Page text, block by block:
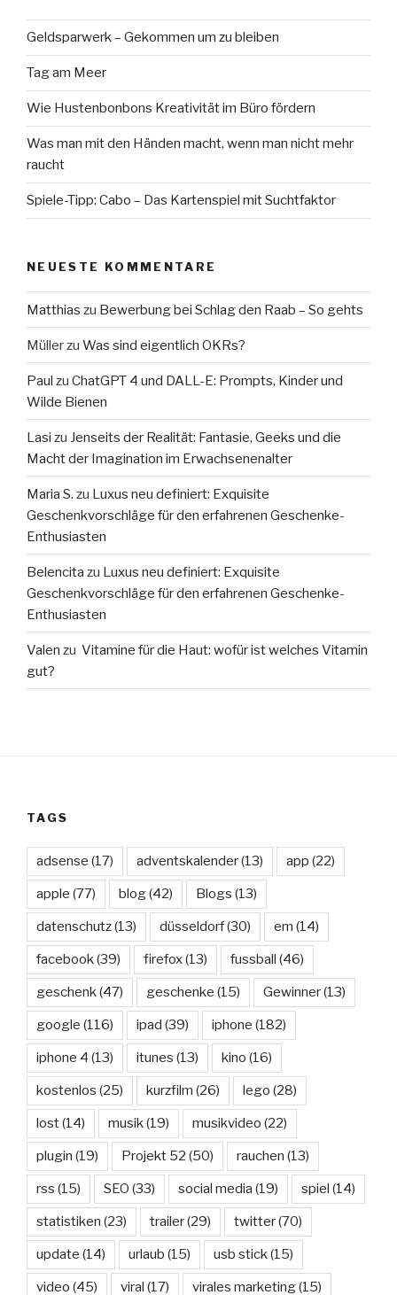
Geldsparwerk – Gekommen um zu bleiben
Tag am Meer
Wie Hustenbonbons Kreativität im Büro fördern
Was man mit den Händen macht, wenn man nicht mehr
raucht
Spiele-Tipp: Cabo – Das Kartenspiel mit Suchtfaktor
NEUESTE KOMMENTARE
Matthias zu Bewerbung bei Schlag den Raab – So gehts
Müllerzu Was sind eigentlich OKRs?
Paul zu ChatGPT 4 und DALL-E: Prompts, Kinder und
Wilde Bienen
Lasi zu Jenseits der Realität: Fantasie, Geeks und die
Macht der Imagination im Erwachsenenalter
Maria S. zu Luxus neu definiert: Exquisite
Geschenkvorschläge für den erfahrenen Geschenke-
Enthusiasten
Belencita zu Luxus neu definiert: Exquisite
Geschenkvorschläge für den erfahrenen Geschenke-
Enthusiasten
Valen zu Vitamine für die Haut: wofür ist welches Vitamin
gut?
TAGS
adsense (17) adventskalender(13) app (22)
apple (77) blog(42) Blogs (13)
datenschutz(13) düsseldorf(30) em (14)
facebook(39) firefox(13) fussball (46)
geschenk(47) geschenke (15) Gewinner(13)
google (116) ipad (39) iphone (182)
iphone 4 (13) itunes (13) kino (16)
kostenlos (25) kurzfilm (26) lego (28)
lost(14) musik(19) musikvideo (22)
plugin (19) Projekt 52 (50) rauchen (13)
rss (15) SEO (33) social media (19) spiel (14)
statistiken (23) trailer(29) twitter(70)
update (14) urlaub (15) usb stick(15)
video (45) viral (17) virales marketing(15)